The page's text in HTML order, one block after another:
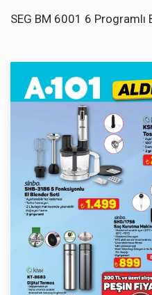
SEG BM 6001 6